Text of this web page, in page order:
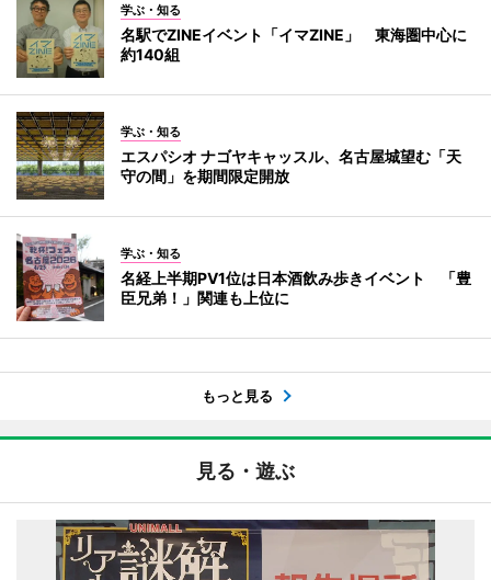
学ぶ・知る
名駅でZINEイベント「イマZINE」 東海圏中心に
約140組
学ぶ・知る
エスパシオ ナゴヤキャッスル、名古屋城望む「天
守の間」を期間限定開放
学ぶ・知る
名経上半期PV1位は日本酒飲み歩きイベント 「豊
臣兄弟！」関連も上位に
もっと見る
見る・遊ぶ